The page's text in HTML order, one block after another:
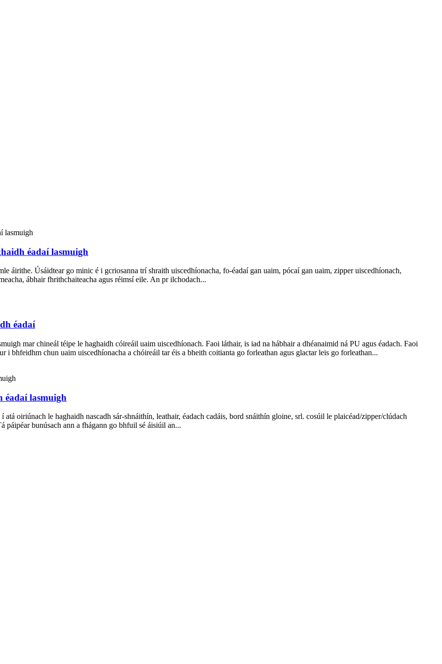
éadaí lasmuigh
áirithe. Úsáidtear go minic é i gcriosanna trí shraith uiscedhíonacha, fo-éadaí gan uaim, pócaí gan uaim, zipper uiscedhíonach,
ábhair fhrithchaiteacha agus réimsí eile. An pr ilchodach...
éadaí
mar chineál téipe le haghaidh cóireáil uaim uiscedhíonach. Faoi láthair, is iad na hábhair a dhéanaimid ná PU agus éadach. Faoi
i bhfeidhm chun uaim uiscedhíonacha a chóireáil tar éis a bheith coitianta go forleathan agus glactar leis go forleathan...
éadaí lasmuigh
oiriúnach le haghaidh nascadh sár-shnáithín, leathair, éadach cadáis, bord snáithín gloine, srl. cosúil le plaicéad/zipper/clúdach
páipéar bunúsach ann a fhágann go bhfuil sé áisiúil an...